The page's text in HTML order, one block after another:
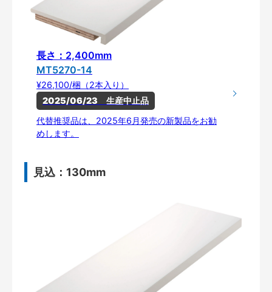
長さ：2,400mm
MT5270-14
¥26,100/梱（2本入り）
2025/06/23　生産中止品
代替推奨品は、2025年6月発売の新製品をお勧
めします。
見込：130mm